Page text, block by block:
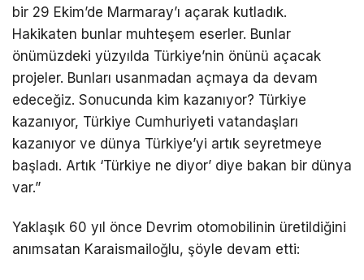
bir 29 Ekim’de Marmaray’ı açarak kutladık.
Hakikaten bunlar muhteşem eserler. Bunlar
önümüzdeki yüzyılda Türkiye’nin önünü açacak
projeler. Bunları usanmadan açmaya da devam
edeceğiz. Sonucunda kim kazanıyor? Türkiye
kazanıyor, Türkiye Cumhuriyeti vatandaşları
kazanıyor ve dünya Türkiye’yi artık seyretmeye
başladı. Artık ‘Türkiye ne diyor’ diye bakan bir dünya
var.”
Yaklaşık 60 yıl önce Devrim otomobilinin üretildiğini
anımsatan Karaismailoğlu, şöyle devam etti: